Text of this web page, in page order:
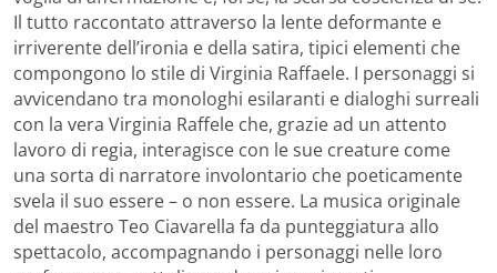
Il tutto raccontato attraverso la lente deformante e
irriverente dell’ironia e della satira, tipici elementi che
compongono lo stile di Virginia Raffaele. I personaggi si
avvicendano tra monologhi esilaranti e dialoghi surreali
con la vera Virginia Raffele che, grazie ad un attento
lavoro di regia, interagisce con le sue creature come
una sorta di narratore involontario che poeticamente
svela il suo essere – o non essere. La musica originale
del maestro Teo Ciavarella fa da punteggiatura allo
spettacolo, accompagnando i personaggi nelle loro